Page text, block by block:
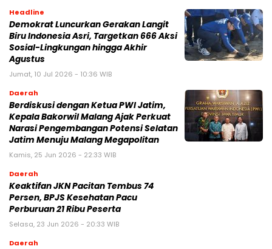
Headline
Demokrat Luncurkan Gerakan Langit
Biru Indonesia Asri, Targetkan 666 Aksi
Sosial-Lingkungan hingga Akhir
Agustus
Jumat, 10 Jul 2026 - 10:36 WIB
Daerah
Berdiskusi dengan Ketua PWI Jatim,
Kepala Bakorwil Malang Ajak Perkuat
Narasi Pengembangan Potensi Selatan
Jatim Menuju Malang Megapolitan
Kamis, 25 Jun 2026 - 22:33 WIB
Daerah
Keaktifan JKN Pacitan Tembus 74
Persen, BPJS Kesehatan Pacu
Perburuan 21 Ribu Peserta
Selasa, 23 Jun 2026 - 20:33 WIB
Daerah